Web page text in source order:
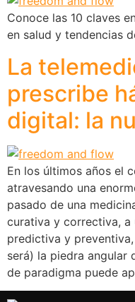
Conoce las 10 claves
en salud y tendencias
La
prescribe
digital: la
En los últimos años el
atravesando una
pasado de una
curativa y correctiva,
predictiva y
será) la piedra angular
de paradigma puede